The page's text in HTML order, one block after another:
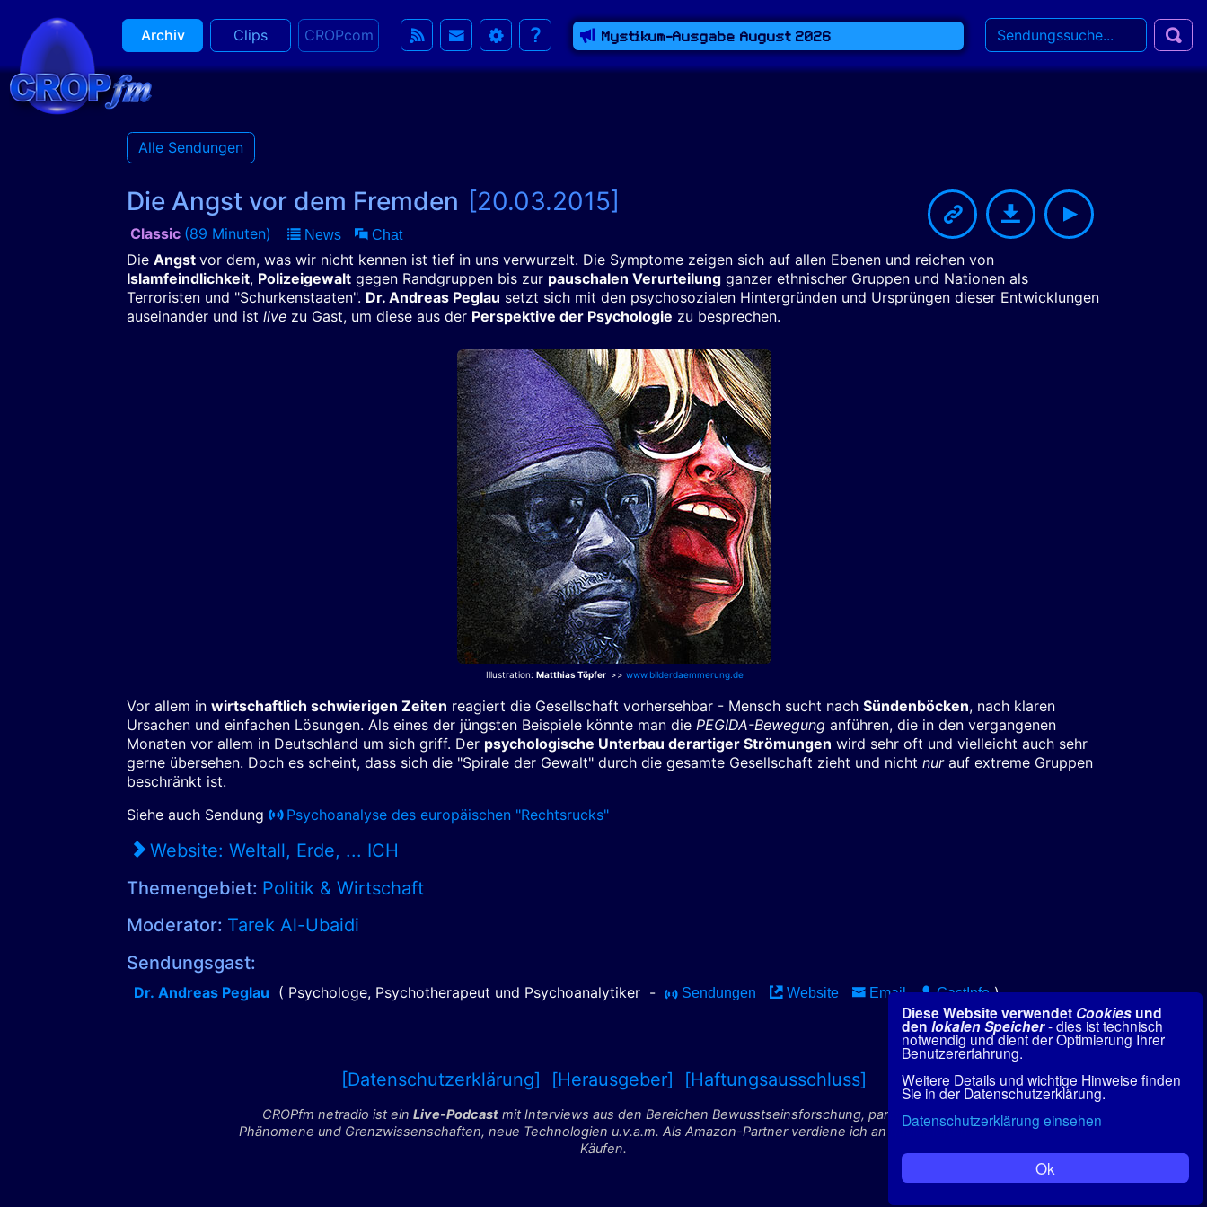
Ok
Diese Website verwendet Cookies und
den lokalen Speicher- dies ist technisch
notwendig und dient der Optimierung Ihrer
Benutzererfahrung.
Weitere Details und wichtige Hinweise finden
Sie in der Datenschutzerklärung.
Datenschutzerklärung einsehen
Archiv Clips CROPcom Mystikum-Ausgabe August 2026
Alle Sendungen
Die Angst vor dem Fremden [20.03.2015]
Classic (89 Minuten) News Chat
Die Angst vor dem, was wir nicht kennen ist tief in uns verwurzelt. Die Symptome zeigen sich auf allen Ebenen und reichen von
Islamfeindlichkeit, Polizeigewalt gegen Randgruppen bis zur pauschalen Verurteilung ganzer ethnischer Gruppen und Nationen als
Terroristen und "Schurkenstaaten". Dr. Andreas Peglau setzt sich mit den psychosozialen Hintergründen und Ursprüngen dieser Entwicklungen
auseinander und ist live zu Gast, um diese aus der Perspektive der Psychologie zu besprechen.
Illustration: Matthias Töpfer >> www.bilderdaemmerung.de
Vor allem in wirtschaftlich schwierigen Zeiten reagiert die Gesellschaft vorhersehbar - Mensch sucht nach Sündenböcken, nach klaren
Ursachen und einfachen Lösungen. Als eines der jüngsten Beispiele könnte man die PEGIDA-Bewegung anführen, die in den vergangenen
Monaten vor allem in Deutschland um sich griff. Der psychologische Unterbau derartiger Strömungen wird sehr oft und vielleicht auch sehr
gerne übersehen. Doch es scheint, dass sich die "Spirale der Gewalt" durch die gesamte Gesellschaft zieht und nicht nurauf extreme Gruppen
beschränkt ist.
Siehe auch Sendung
Psychoanalyse des europäischen "Rechtsrucks"
Website: Weltall, Erde, ... ICH
Themengebiet: Politik & Wirtschaft
Moderator: Tarek Al-Ubaidi
Sendungsgast:
Dr. Andreas Peglau ( Psychologe, Psychotherapeut und Psychoanalytiker - Sendungen Website Email GastInfo )
[Datenschutzerklärung] [Herausgeber] [Haftungsausschluss]
CROPfm netradio ist ein Live-Podcastmit Interviews aus den Bereichen Bewusstseinsforschung, paranormale
Phänomene und Grenzwissenschaften, neue Technologien u.v.a.m. Als Amazon-Partner verdiene ich an qualifizierten
Käufen.